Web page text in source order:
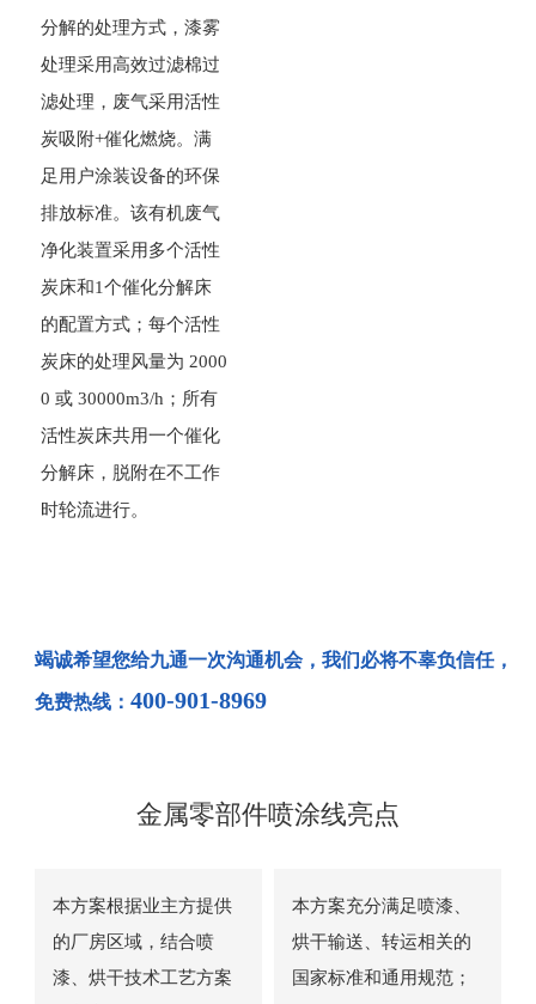
分解的处理方式，漆雾
处理采用高效过滤棉过
滤处理，废气采用活性
炭吸附+催化燃烧。满
足用户涂装设备的环保
排放标准。该有机废气
净化装置采用多个活性
炭床和1个催化分解床
的配置方式；每个活性
炭床的处理风量为 2000
0 或 30000m3/h；所有
活性炭床共用一个催化
分解床，脱附在不工作
时轮流进行。
竭诚希望您给九通一次沟通机会，我们必将不辜负信任，
免费热线： 400-901-8969
金属零部件喷涂线亮点
本方案根据业主方提供
的厂房区域，结合喷
漆、烘干技术工艺方案
本方案充分满足喷漆、
烘干输送、转运相关的
国家标准和通用规范；